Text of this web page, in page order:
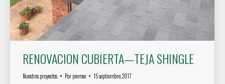
RENOVACION CUBIERTA—TEJA SHINGLE
Nuestros proyectos Porpiemse 15 septiembre, 2017